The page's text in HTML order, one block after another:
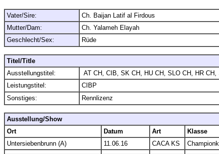
Vater/Sire:
Ch. Baijan Latif al Firdous
Mutter/Dam:
Ch. Yalameh Elayah
Geschlecht/Sex:
Rüde
Titel/Title
Ausstellungstitel:
AT CH, CIB, SK CH, HU CH, SLO CH, HR CH,
Leistungstitel:
CIBP
Sonstiges:
Rennlizenz
Ausstellung/Show
Ort
Datum Art
Klasse
Untersiebenbrunn (A)
11.06.16 CACA KS